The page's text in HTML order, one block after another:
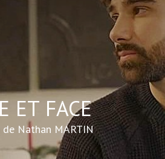
ET FACE
Nathan MARTIN